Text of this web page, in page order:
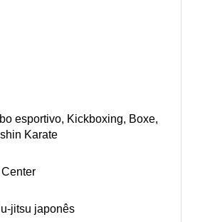
esportivo, Kickboxing, Boxe,
Karate
jitsu japonês